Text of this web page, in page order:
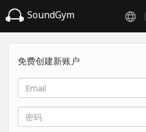
SoundGym
免费创建新账户